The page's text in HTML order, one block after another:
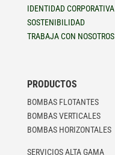
IDENTIDAD CORPORATIVA
SOSTENIBILIDAD
TRABAJA CON NOSOTROS
PRODUCTOS
BOMBAS FLOTANTES
BOMBAS VERTICALES
BOMBAS HORIZONTALES
SERVICIOS ALTA GAMA